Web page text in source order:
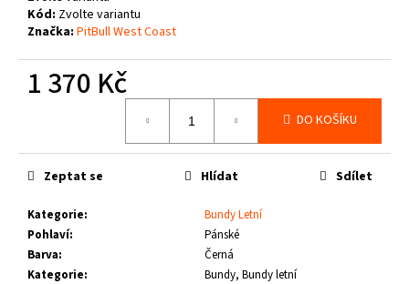
Kód: Zvolte variantu
Značka: PitBull West Coast
1 370 Kč
DO KOŠÍKU
Kategorie:
Bundy Letní
Pohlaví:
Pánské
Barva:
Černá
Kategorie:
Bundy, Bundy letní
Zeptat se Hlídat Sdílet
u
u
STEINAR
TRIKO
REBEL
SCHWARZ